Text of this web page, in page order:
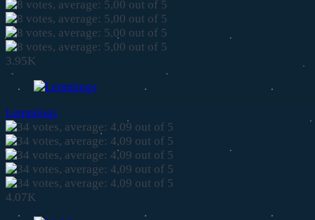
3.95K
Lemmings
4.07K